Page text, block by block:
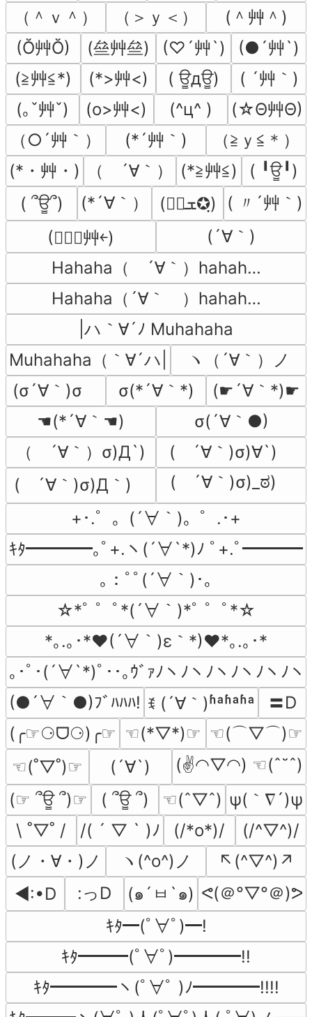
（＾ｖ＾）
（＞ｙ＜）
(＾艸＾)
(Ŏ艸Ŏ)
(亝艸亝) (♡´艸`)
(●´艸`)
(≧艸≦*)
(*>艸<) ( ਊдਊ)
( ´艸｀)
(｡ˇ艸ˇ)
(o>艸<) (^ц^ )
(☆Θ艸Θ)
（○´艸｀）
(*´艸｀)
（≧ｙ≦＊）
(*・艸・)
（　´∀｀） (*≧艸≦)
( ╹ਊ╹)
( ՞ਊ՞)
(*´∀｀） (✪ฺܫ✪ฺ)
( 〃´艸｀)
(❤ฺ￫艸￩)
(´∀｀)
Hahaha（　´∀｀）hahah…
Hahaha（´∀｀　）hahah…
|ハ｀∀´ﾉ Muhahaha
Muhahaha（｀∀´ハ|
ヽ（´∀｀）ノ
(σ´∀｀)σ
σ(*´∀｀*)
(☛´∀｀*)☛
☚(*´∀｀☚)
σ(´∀｀●)
（　´∀｀）σ)Д`)
(　´∀｀)σ)∀`)
(　´∀｀)σ)Д｀)
(　´∀｀)σ)_ಠ)
+･.゜。(´∀｀)。゜.･+
ｷﾀ━━━━｡ﾟ+.ヽ(´∀`*)ﾉ ﾟ+.ﾟ
｡：ﾟﾟ(´∀｀)･｡
☆*ﾟ ゜ﾟ*(´∀｀)*ﾟ ゜ﾟ*☆
*｡.｡･*♥(´∀｀)ε｀*)♥*｡.｡･*
｡･ﾟ･(´∀`*)ﾟ･･｡ｳﾞｧﾉヽﾉヽﾉヽﾉヽﾉヽﾉヽ
(●´∀｀●)ﾌﾞﾊﾊﾊ! ꉂ (´∀｀)ʱªʱªʱª
〓D
(╭☞⚆ᗜ⚆)╭☞ ☜(*▽*)☞ ☜(⌒▽⌒)☞
☜(˚▽˚)☞
(´∀`)
(✌◠▽◠) ☜(ˆ˘ˆ)
(☞ ՞ਊ ՞)☞
( ՞ਊ ՞) ☜(ˆ▽ˆ) ψ(｀∇´)ψ
\ ˚▽˚ /
/( ´ ▽ ` )ﾉ (/*o*)/
(/^▽^)/
(ノ・∀・)ノ
ヽ(^o^)ノ
↖(^▽^)↗
◄:•D
:っD (๑´ㅂ`๑) ᕙ(＠°▽°＠)ᕗ
ｷﾀ━(ﾟ∀ﾟ)━!
ｷﾀ━━━(ﾟ∀ﾟ)━━━━!!
ｷﾀ━━━━ヽ(ﾟ∀ﾟ )ﾉ━━━━!!!!